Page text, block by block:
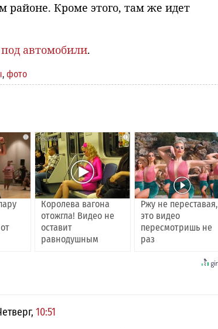
районе. Кроме этого, там же идет
автомобили.
, фото
i i
Королева вагона
отожгла! Видео не
оставит
равнодушным
Ржу не переставая,
это видео
пересмотришь не
раз
10:51